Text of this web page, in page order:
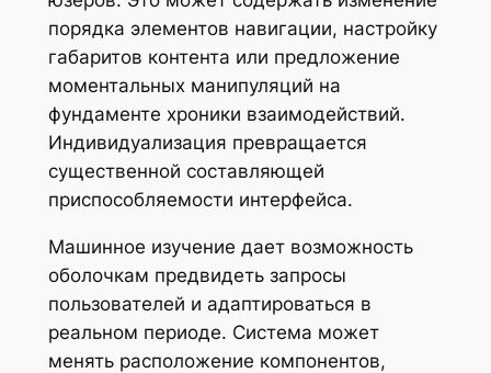
порядка элементов навигации, настройку
габаритов контента или предложение
моментальных манипуляций на
фундаменте хроники взаимодействий.
Индивидуализация превращается
существенной составляющей
приспособляемости интерфейса.
Машинное изучение дает возможность
оболочкам предвидеть запросы
пользователей и адаптироваться в
реальном периоде. Система может
менять расположение компонентов,